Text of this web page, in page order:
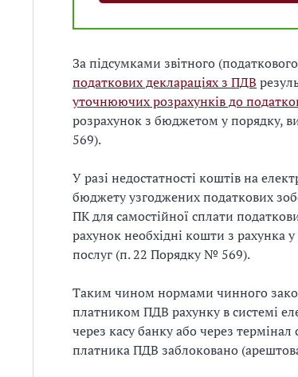
За підсумками звітного
податкових деклараціях з ПДВ
уточнюючих розрахунків до
розрахунок з бюджетом у порядку,
569).
У разі недостатності коштів на
бюджету узгоджених податкових
ПК для самостійної сплати
рахунок необхідні кошти з рахунка
послуг (п. 22 Порядку № 569).
Таким чином нормами чинного
платником ПДВ рахунку в системі
через касу банку або через
платника ПДВ заблоковано